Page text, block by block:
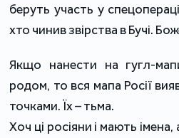
беруть участь у
хто чинив звірства в Бучі.
Якщо нанести на гугл-
родом, то вся мапа Росії
точками. Їх – тьма.
Хоч ці росіяни і мають